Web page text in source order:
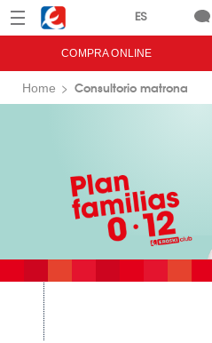
Menú Eroski
COMPRA ONLINE
Home Consultorio matrona